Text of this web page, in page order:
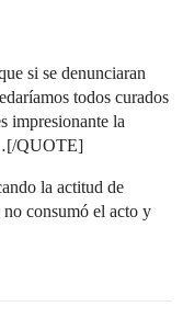
si se denunciaran
todos curados
impresionante la
QUOTE]
la actitud de
consumó el acto y